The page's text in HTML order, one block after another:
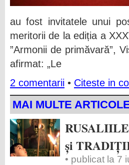
au fost invitatele unui
meritorii de la ediția a
”Armonii de primăvară”,
afirmat: „Le
2 comentarii • Citeste in
MAI MULTE
și
• publicat la 7